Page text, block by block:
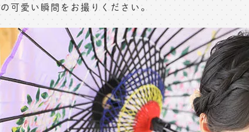
可愛い瞬間をお撮りください。